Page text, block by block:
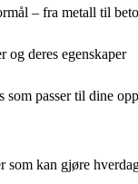
– fra metall til
deres egenskaper
som passer til dine
som kan gjøre